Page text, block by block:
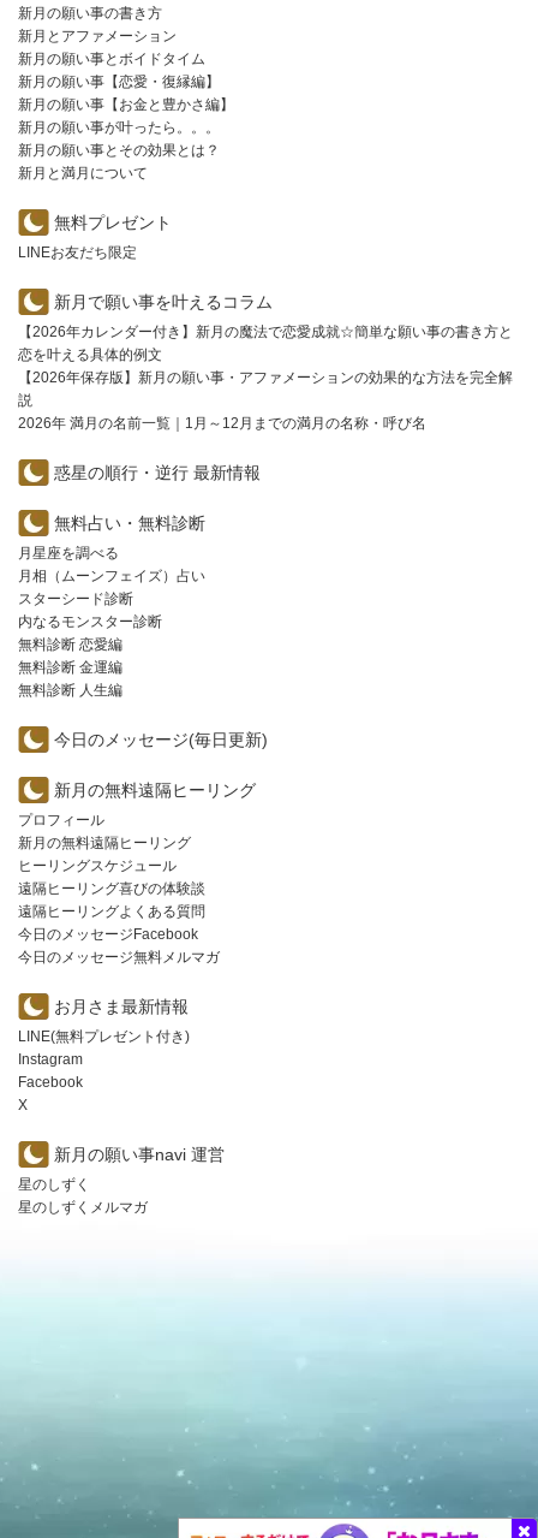
新月の願い事の書き方
新月とアファメーション
新月の願い事とボイドタイム
新月の願い事【恋愛・復縁編】
新月の願い事【お金と豊かさ編】
新月の願い事が叶ったら。。。
新月の願い事とその効果とは？
新月と満月について
無料プレゼント
LINEお友だち限定
新月で願い事を叶えるコラム
【2026年カレンダー付き】新月の魔法で恋愛成就☆簡単な願い事の書き方と
恋を叶える具体的例文
【2026年保存版】新月の願い事・アファメーションの効果的な方法を完全解
説
2026年 満月の名前一覧｜1月～12月までの満月の名称・呼び名
惑星の順行・逆行 最新情報
無料占い・無料診断
月星座を調べる
月相（ムーンフェイズ）占い
スターシード診断
内なるモンスター診断
無料診断 恋愛編
無料診断 金運編
無料診断 人生編
今日のメッセージ(毎日更新)
新月の無料遠隔ヒーリング
プロフィール
新月の無料遠隔ヒーリング
ヒーリングスケジュール
遠隔ヒーリング喜びの体験談
遠隔ヒーリングよくある質問
今日のメッセージFacebook
今日のメッセージ無料メルマガ
お月さま最新情報
LINE(無料プレゼント付き)
Instagram
Facebook
X
新月の願い事navi 運営
星のしずく
星のしずくメルマガ